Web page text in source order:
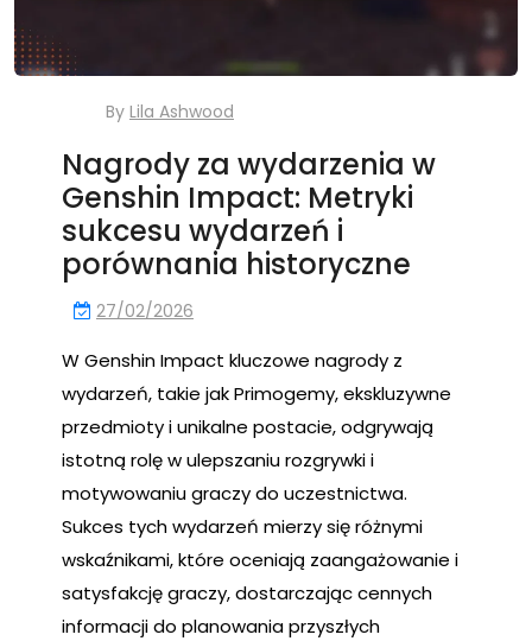
By Lila Ashwood
Nagrody za wydarzenia w
Genshin Impact: Metryki
sukcesu wydarzeń i
porównania historyczne
27/02/2026
W Genshin Impact kluczowe nagrody z
wydarzeń, takie jak Primogemy, ekskluzywne
przedmioty i unikalne postacie, odgrywają
istotną rolę w ulepszaniu rozgrywki i
motywowaniu graczy do uczestnictwa.
Sukces tych wydarzeń mierzy się różnymi
wskaźnikami, które oceniają zaangażowanie i
satysfakcję graczy, dostarczając cennych
informacji do planowania przyszłych